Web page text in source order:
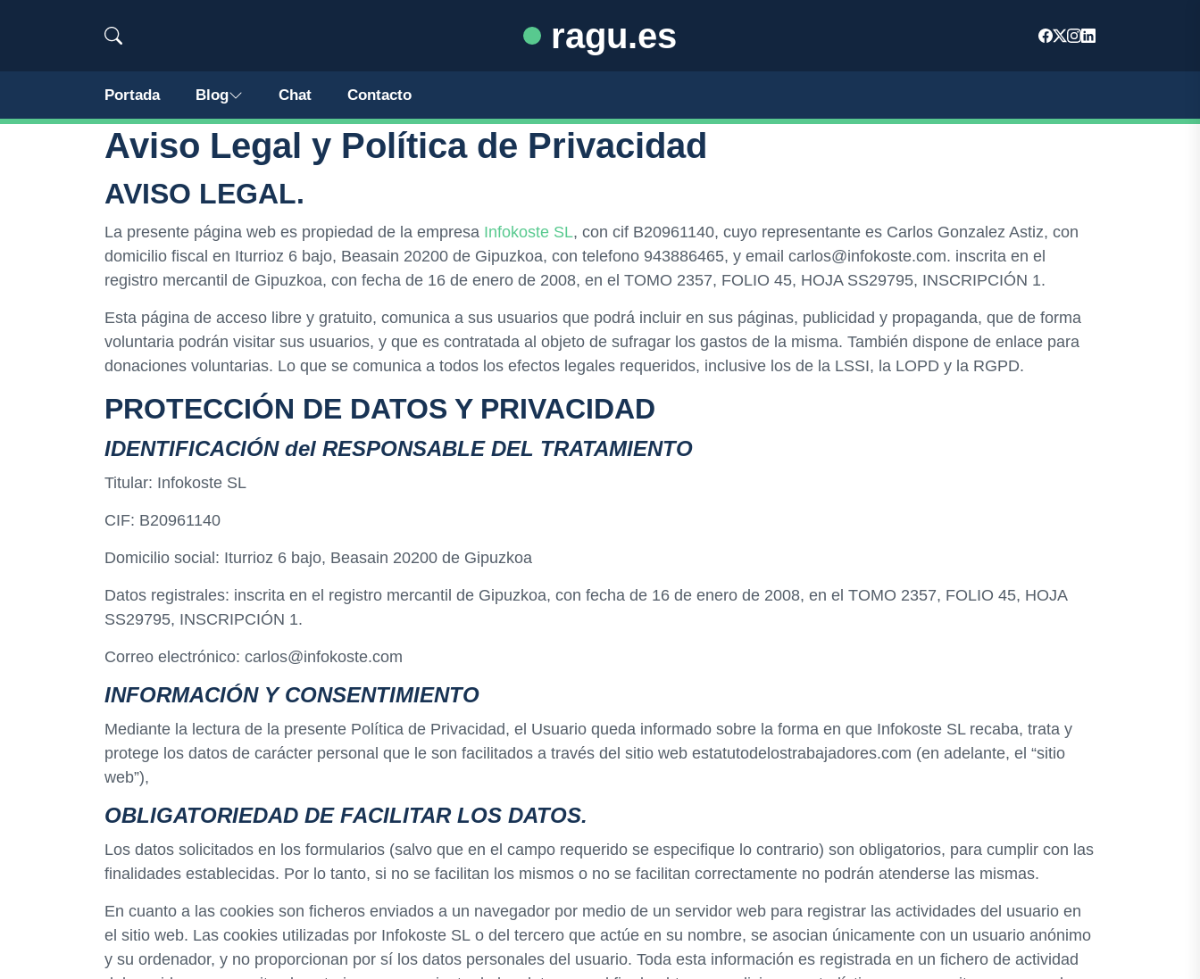
ragu.es
Portada Blog Chat Contacto
Aviso Legal y Política de Privacidad
AVISO LEGAL.
La presente página web es propiedad de la empresa Infokoste SL, con cif B20961140, cuyo representante es Carlos Gonzalez Astiz, con
domicilio fiscal en Iturrioz 6 bajo, Beasain 20200 de Gipuzkoa, con telefono 943886465, y email carlos@infokoste.com. inscrita en el
registro mercantil de Gipuzkoa, con fecha de 16 de enero de 2008, en el TOMO 2357, FOLIO 45, HOJA SS29795, INSCRIPCIÓN 1.
Esta página de acceso libre y gratuito, comunica a sus usuarios que podrá incluir en sus páginas, publicidad y propaganda, que de forma
voluntaria podrán visitar sus usuarios, y que es contratada al objeto de sufragar los gastos de la misma. También dispone de enlace para
donaciones voluntarias. Lo que se comunica a todos los efectos legales requeridos, inclusive los de la LSSI, la LOPD y la RGPD.
PROTECCIÓN DE DATOS Y PRIVACIDAD
IDENTIFICACIÓN del RESPONSABLE DEL TRATAMIENTO
Titular: Infokoste SL
CIF: B20961140
Domicilio social: Iturrioz 6 bajo, Beasain 20200 de Gipuzkoa
Datos registrales: inscrita en el registro mercantil de Gipuzkoa, con fecha de 16 de enero de 2008, en el TOMO 2357, FOLIO 45, HOJA
SS29795, INSCRIPCIÓN 1.
Correo electrónico: carlos@infokoste.com
INFORMACIÓN Y CONSENTIMIENTO
Mediante la lectura de la presente Política de Privacidad, el Usuario queda informado sobre la forma en que Infokoste SL recaba, trata y
protege los datos de carácter personal que le son facilitados a través del sitio web estatutodelostrabajadores.com (en adelante, el “sitio
web”),
OBLIGATORIEDAD DE FACILITAR LOS DATOS.
Los datos solicitados en los formularios (salvo que en el campo requerido se especifique lo contrario) son obligatorios, para cumplir con las
finalidades establecidas. Por lo tanto, si no se facilitan los mismos o no se facilitan correctamente no podrán atenderse las mismas.
En cuanto a las cookies son ficheros enviados a un navegador por medio de un servidor web para registrar las actividades del usuario en
el sitio web. Las cookies utilizadas por Infokoste SL o del tercero que actúe en su nombre, se asocian únicamente con un usuario anónimo
y su ordenador, y no proporcionan por sí los datos personales del usuario. Toda esta información es registrada en un fichero de actividad